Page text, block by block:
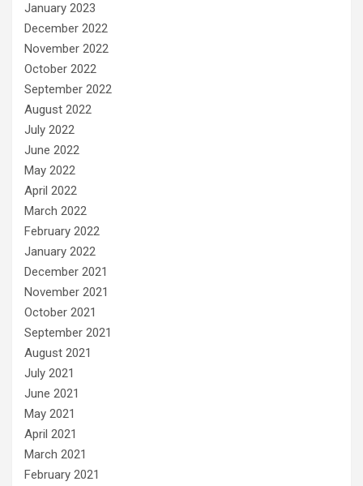
January 2023
December 2022
November 2022
October 2022
September 2022
August 2022
July 2022
June 2022
May 2022
April 2022
March 2022
February 2022
January 2022
December 2021
November 2021
October 2021
September 2021
August 2021
July 2021
June 2021
May 2021
April 2021
March 2021
February 2021